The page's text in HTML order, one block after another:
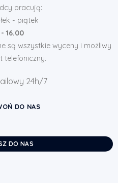
pracują:
- piątek
16.00
są wszystkie wyceny i możliwy
telefoniczny.
24h/7
DO NAS
DO NAS